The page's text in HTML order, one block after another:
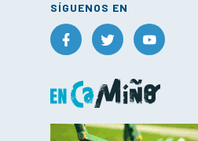
SÍGUENOS EN